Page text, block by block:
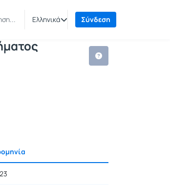
Ελληνικά Σύνδεση
τμήματος Μουσικής